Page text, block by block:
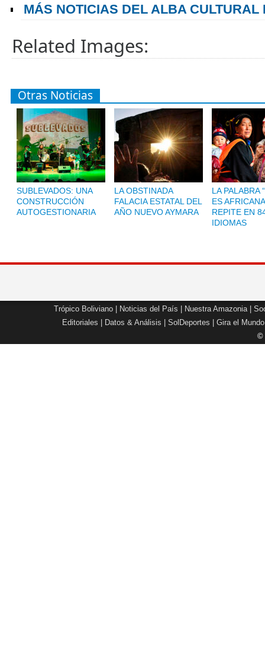
MÁS NOTICIAS DEL ALBA CULTURAL
Related Images:
Otras Noticias
SUBLEVADOS: UNA
CONSTRUCCIÓN
AUTOGESTIONARIA
LA OBSTINADA
FALACIA ESTATAL DEL
AÑO NUEVO AYMARA
LA PALABRA
ES
REPITE EN
IDIOMAS
Trópico Boliviano Noticias del País Nuestra Amazonia|
Editoriales
Datos & Análisis SolDeportes Gira el Mundo
©